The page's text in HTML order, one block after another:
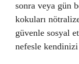
sonra veya gün
kokuları
güvenle sosyal
nefesle